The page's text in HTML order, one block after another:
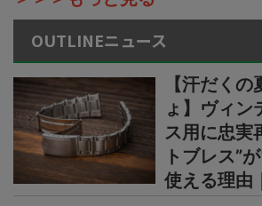
OUTLINEニュース
【汗だく
ょ】ヴィン
ス用に忠実
トブレス”
使える理由